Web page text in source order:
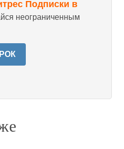
Подписки в
неограниченным